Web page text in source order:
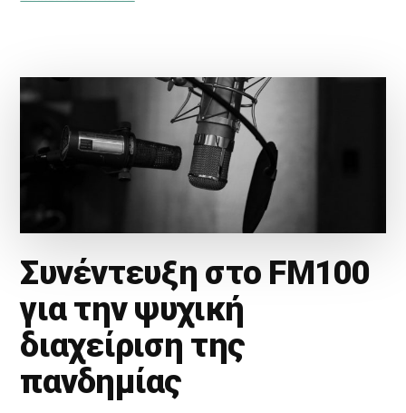
Συνέντευξη στο FM100
για την ψυχική
διαχείριση της
πανδημίας